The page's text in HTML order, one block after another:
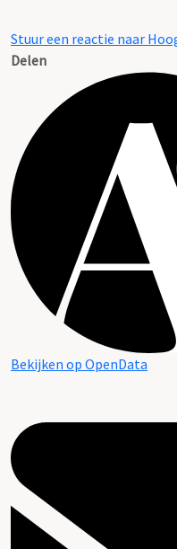
Stuur een reactie naar
Delen
Bekijken op OpenData